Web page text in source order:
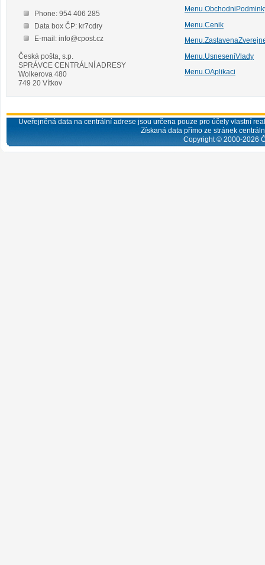
Phone: 954 406 285
Data box ČP: kr7cdry
E-mail: info@cpost.cz
Česká pošta, s.p.
SPRÁVCE CENTRÁLNÍ ADRESY
Wolkerova 480
749 20 Vítkov
Menu.Cenik
Menu.UsneseniVlady
Menu.OAplikaci
Uveřejněná data na centrální adrese jsou určena pouze pro účely vlastní
Získaná data přímo ze stránek
Copyright © 2000-2026